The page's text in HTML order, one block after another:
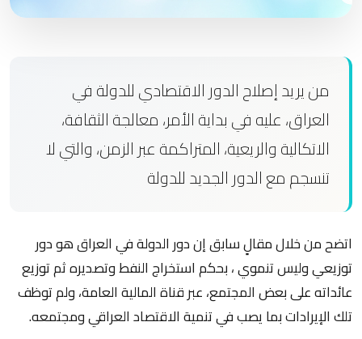
من يريد إصلاح الدور الاقتصادي للدولة في
العراق، عليه في بداية الأمر، معالجة الثقافة،
الاتكالية والريعية، المتراكمة عبر الزمن، والتي لا
تنسجم مع الدور الجديد للدولة
اتضح من خلال مقالٍ سابق إن دور الدولة في العراق هو دور
توزيعي وليس تنموي ، بحكم استخراج النفط وتصديره ثم توزيع
عائداته على بعض المجتمع، عبر قناة المالية العامة، ولم توظف
تلك الإيرادات بما يصب في تنمية الاقتصاد العراقي ومجتمعه.